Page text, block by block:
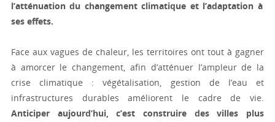
l’atténuation du changement climatique et l’adaptation à
ses effets.
Face aux vagues de chaleur, les territoires ont tout à gagner
à amorcer le changement, afin d’atténuer l’ampleur de la
crise climatique : végétalisation, gestion de l’eau et
infrastructures durables améliorent le cadre de vie.
Anticiper aujourd’hui, c’est construire des villes plus